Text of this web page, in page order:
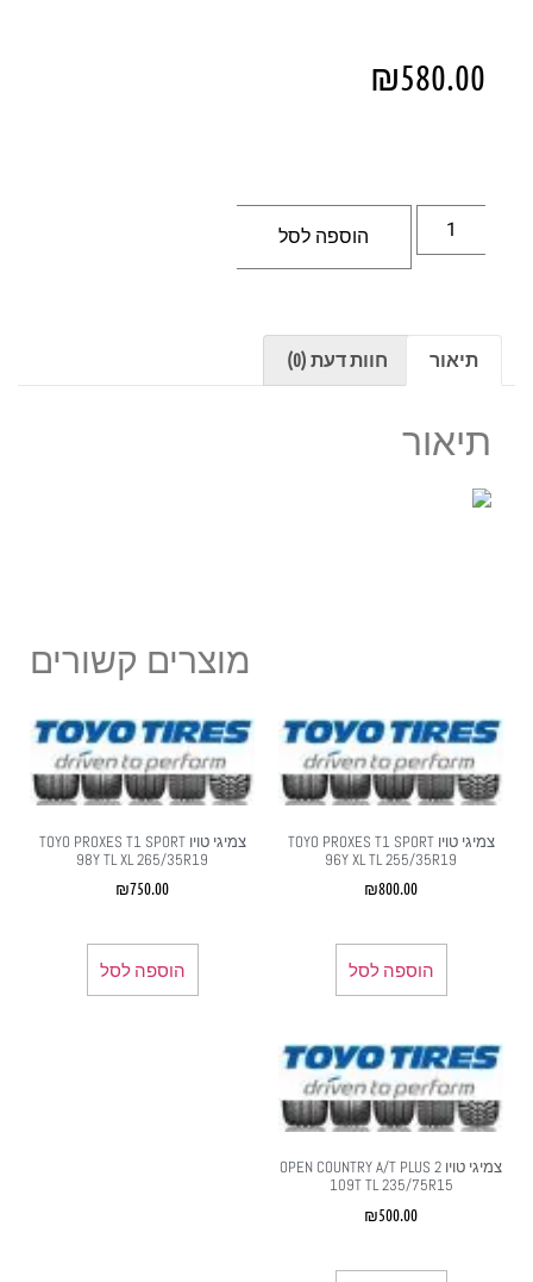
₪580.00
הוספה לסל
תיאור חוות דעת (0)
תיאור
מוצרים קשורים
צמיגי טויו TOYO PROXES T1 SPORT
96Y XL TL 255/35R19
₪800.00
הוספה לסל
צמיגי טויו TOYO PROXES T1 SPORT
98Y TL XL 265/35R19
₪750.00
הוספה לסל
צמיגי טויו OPEN COUNTRY A/T PLUS 2
109T TL 235/75R15
₪500.00